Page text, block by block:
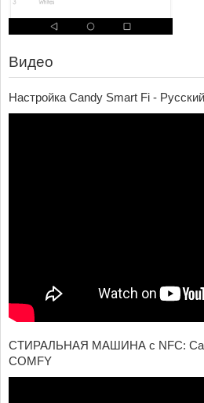
Видео
Настройка Candy Smart Fi - Русский
СТИРАЛЬНАЯ МАШИНА с NFC:
COMFY